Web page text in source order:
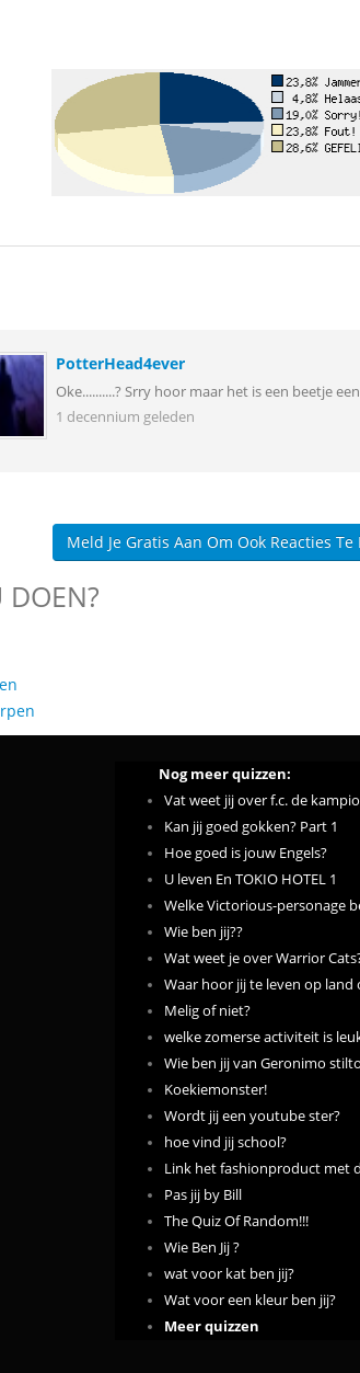
PotterHead4ever
Oke..........? Srry hoor maar het is een beetje
1 decennium geleden
Meld Je Gratis Aan Om Ook Reacties
DOEN?
Nog meer quizzen:
Vat weet jij over f.c. de
Kan jij goed gokken? Part 1
Hoe goed is jouw Engels?
U leven En TOKIO HOTEL 1
Welke Victorious-personage
Wie ben jij??
Wat weet je over Warrior
Waar hoor jij te leven op land
Melig of niet?
welke zomerse activiteit is
Wie ben jij van Geronimo
Koekiemonster!
Wordt jij een youtube ster?
hoe vind jij school?
Link het fashionproduct met
Pas jij by Bill
The Quiz Of Random!!!
Wie Ben Jij ?
wat voor kat ben jij?
Wat voor een kleur ben jij?
Meer quizzen